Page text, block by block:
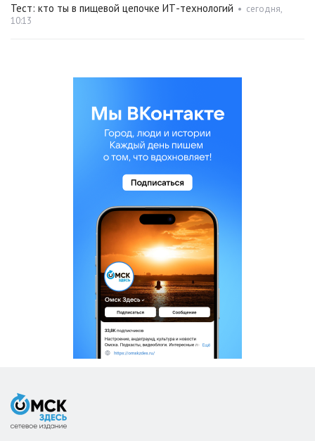
Тест: кто ты в пищевой цепочке ИТ-технологий • сегодня,
10:13